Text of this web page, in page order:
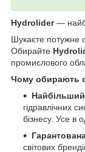
Hydrolider—
Шукаєте потужне
Обирайте
промислового
Чому обирають
гідравлічних
бізнесу. Усе в
світових